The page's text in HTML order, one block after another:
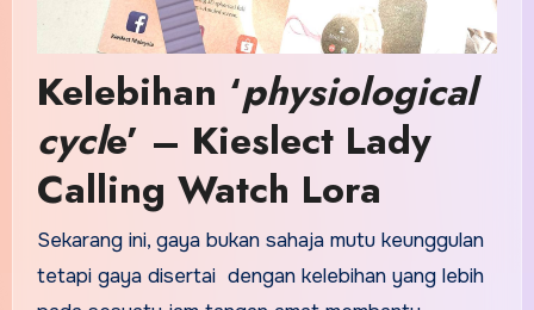
Kelebihan ‘physiological
cycle’ – Kieslect Lady
Calling Watch Lora
Sekarang ini, gaya bukan sahaja mutu keunggulan
tetapi gaya disertai dengan kelebihan yang lebih